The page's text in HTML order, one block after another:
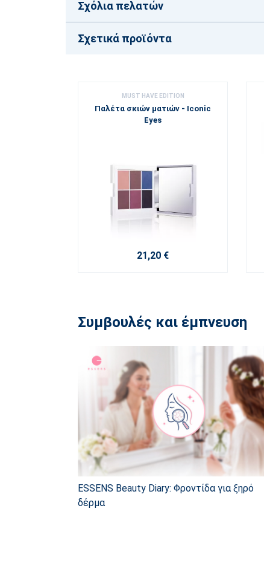
Σχόλια πελατών
Σχετικά προϊόντα
MUST HAVE EDITION
Παλέτα σκιών ματιών - Iconic
Eyes
21,20 €
Συμβουλές και έμπνευση
ESSENS Beauty Diary: Φροντίδα για ξηρό
δέρμα